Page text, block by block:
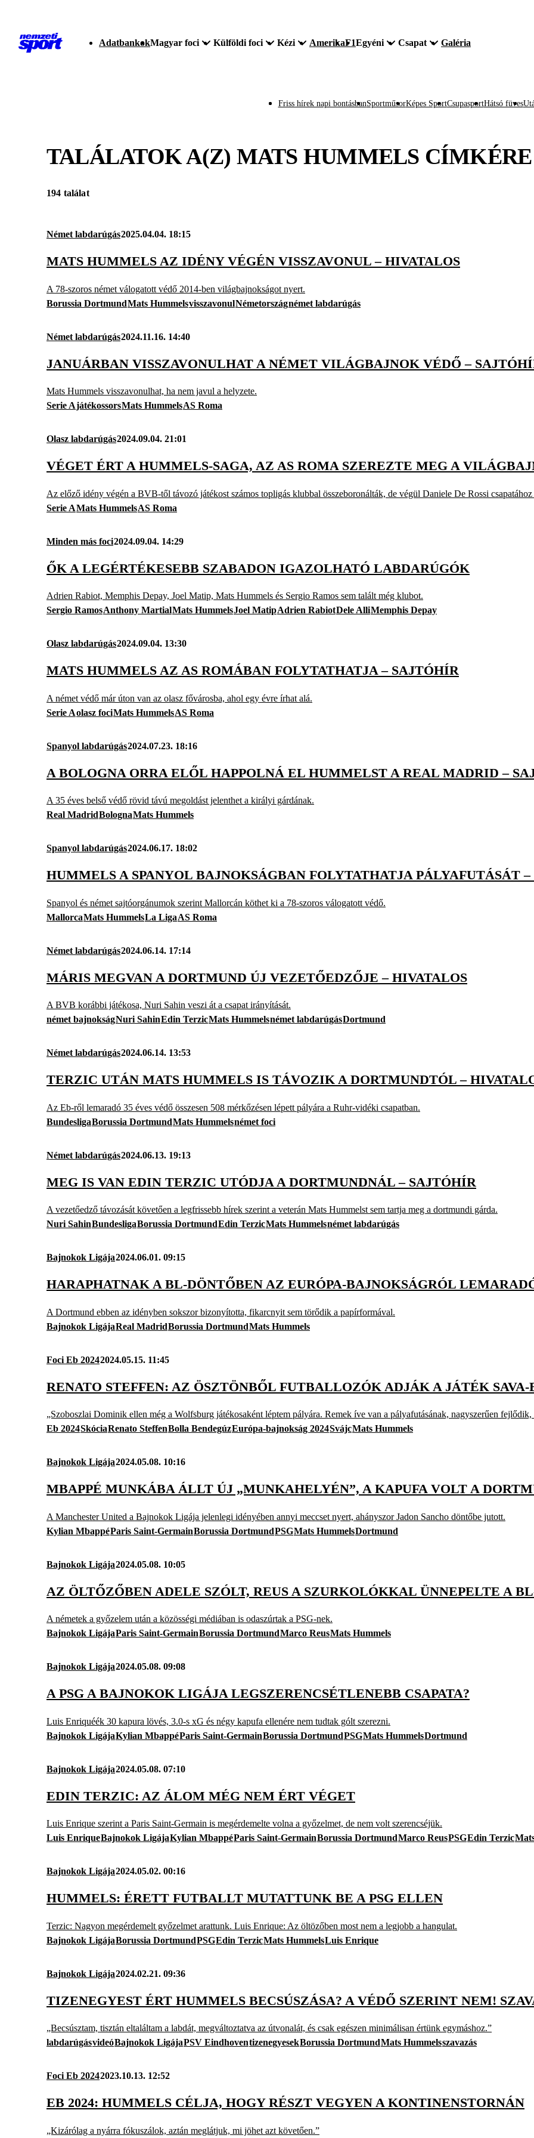
AdatbankokMagyar foci Külföldi foci Kézi AmerikaF1Egyéni Csapat Galéria
Friss hírek napi bontásbanSportműsorKépes SportCsupasportHátsó füves
TALÁLATOK A(Z) MATS HUMMELS CÍMKÉRE
194 találat
Német labdarúgás2025.04.04. 18:15
MATS HUMMELS AZ IDÉNY VÉGÉN VISSZAVONUL – HIVATALOS
A 78-szoros német válogatott védő 2014-ben világbajnokságot nyert.
Borussia DortmundMats HummelsvisszavonulNémetországnémet labdarúgás
Német labdarúgás2024.11.16. 14:40
JANUÁRBAN VISSZAVONULHAT A NÉMET VILÁGBAJNOK VÉDŐ –
Mats Hummels visszavonulhat, ha nem javul a helyzete.
Serie AjátékossorsMats HummelsAS Roma
Olasz labdarúgás2024.09.04. 21:01
VÉGET ÉRT A HUMMELS-SAGA, AZ AS ROMA SZEREZTE MEG A
Az előző idény végén a BVB-től távozó játékost számos topligás klubbal összeboronálták, de végül Daniele De Rossi csapatához
Serie AMats HummelsAS Roma
Minden más foci2024.09.04. 14:29
ŐK A LEGÉRTÉKESEBB SZABADON IGAZOLHATÓ LABDARÚGÓK
Adrien Rabiot, Memphis Depay, Joel Matip, Mats Hummels és Sergio Ramos sem talált még klubot.
Sergio RamosAnthony MartialMats HummelsJoel MatipAdrien RabiotDele AlliMemphis Depay
Olasz labdarúgás2024.09.04. 13:30
MATS HUMMELS AZ AS ROMÁBAN FOLYTATHATJA – SAJTÓHÍR
A német védő már úton van az olasz fővárosba, ahol egy évre írhat alá.
Serie Aolasz fociMats HummelsAS Roma
Spanyol labdarúgás2024.07.23. 18:16
A BOLOGNA ORRA ELŐL HAPPOLNÁ EL HUMMELST A REAL MADRID –
A 35 éves belső védő rövid távú megoldást jelenthet a királyi gárdának.
Real MadridBolognaMats Hummels
Spanyol labdarúgás2024.06.17. 18:02
HUMMELS A SPANYOL BAJNOKSÁGBAN FOLYTATHATJA PÁLYAFUTÁSÁT
Spanyol és német sajtóorgánumok szerint Mallorcán köthet ki a 78-szoros válogatott védő.
MallorcaMats HummelsLa LigaAS Roma
Német labdarúgás2024.06.14. 17:14
MÁRIS MEGVAN A DORTMUND ÚJ VEZETŐEDZŐJE – HIVATALOS
A BVB korábbi játékosa, Nuri Sahin veszi át a csapat irányítását.
német bajnokságNuri SahinEdin TerzicMats Hummelsnémet labdarúgásDortmund
Német labdarúgás2024.06.14. 13:53
TERZIC UTÁN MATS HUMMELS IS TÁVOZIK A DORTMUNDTÓL –
Az Eb-ről lemaradó 35 éves védő összesen 508 mérkőzésen lépett pályára a Ruhr-vidéki csapatban.
BundesligaBorussia DortmundMats Hummelsnémet foci
Német labdarúgás2024.06.13. 19:13
MEG IS VAN EDIN TERZIC UTÓDJA A DORTMUNDNÁL – SAJTÓHÍR
A vezetőedző távozását követően a legfrissebb hírek szerint a veterán Mats Hummelst sem tartja meg a dortmundi gárda.
Nuri SahinBundesligaBorussia DortmundEdin TerzicMats Hummelsnémet labdarúgás
Bajnokok Ligája2024.06.01. 09:15
HARAPHATNAK A BL-DÖNTŐBEN AZ EURÓPA-BAJNOKSÁGRÓL
A Dortmund ebben az idényben sokszor bizonyította, fikarcnyit sem törődik a papírformával.
Bajnokok LigájaReal MadridBorussia DortmundMats Hummels
Foci Eb 20242024.05.15. 11:45
RENATO STEFFEN: AZ ÖSZTÖNBŐL FUTBALLOZÓK ADJÁK A JÁTÉK SAVA-
„Szoboszlai Dominik ellen még a Wolfsburg játékosaként léptem pályára. Remek íve van a pályafutásának, nagyszerűen
Eb 2024SkóciaRenato SteffenBolla BendegúzEurópa-bajnokság 2024SvájcMats Hummels
Bajnokok Ligája2024.05.08. 10:16
MBAPPÉ MUNKÁBA ÁLLT ÚJ „MUNKAHELYÉN”, A KAPUFA VOLT A
A Manchester United a Bajnokok Ligája jelenlegi idényében annyi meccset nyert, ahányszor Jadon Sancho döntőbe jutott.
Kylian MbappéParis Saint-GermainBorussia DortmundPSGMats HummelsDortmund
Bajnokok Ligája2024.05.08. 10:05
AZ ÖLTŐZŐBEN ADELE SZÓLT, REUS A SZURKOLÓKKAL ÜNNEPELTE A
A németek a győzelem után a közösségi médiában is odaszúrtak a PSG-nek.
Bajnokok LigájaParis Saint-GermainBorussia DortmundMarco ReusMats Hummels
Bajnokok Ligája2024.05.08. 09:08
A PSG A BAJNOKOK LIGÁJA LEGSZERENCSÉTLENEBB CSAPATA?
Luis Enriquéék 30 kapura lövés, 3.0-s xG és négy kapufa ellenére nem tudtak gólt szerezni.
Bajnokok LigájaKylian MbappéParis Saint-GermainBorussia DortmundPSGMats HummelsDortmund
Bajnokok Ligája2024.05.08. 07:10
EDIN TERZIC: AZ ÁLOM MÉG NEM ÉRT VÉGET
Luis Enrique szerint a Paris Saint-Germain is megérdemelte volna a győzelmet, de nem volt szerencséjük.
Luis EnriqueBajnokok LigájaKylian MbappéParis Saint-GermainBorussia DortmundMarco ReusPSGEdin Terzic
Bajnokok Ligája2024.05.02. 00:16
HUMMELS: ÉRETT FUTBALLT MUTATTUNK BE A PSG ELLEN
Terzic: Nagyon megérdemelt győzelmet arattunk. Luis Enrique: Az öltözőben most nem a legjobb a hangulat.
Bajnokok LigájaBorussia DortmundPSGEdin TerzicMats HummelsLuis Enrique
Bajnokok Ligája2024.02.21. 09:36
TIZENEGYEST ÉRT HUMMELS BECSÚSZÁSA? A VÉDŐ SZERINT NEM!
„Becsúsztam, tisztán eltaláltam a labdát, megváltoztatva az útvonalát, és csak egészen minimálisan értünk egymáshoz.”
labdarúgásvideóBajnokok LigájaPSV EindhoventizenegyesekBorussia DortmundMats Hummelsszavazás
Foci Eb 20242023.10.13. 12:52
EB 2024: HUMMELS CÉLJA, HOGY RÉSZT VEGYEN A KONTINENSTORNÁN
„Kizárólag a nyárra fókuszálok, aztán meglátjuk, mi jöhet azt követően.”